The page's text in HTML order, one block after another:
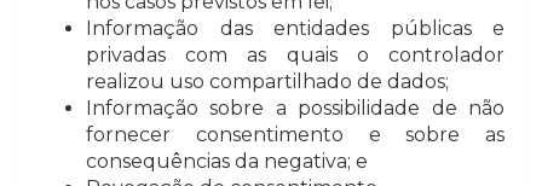
Informação das entidades públicas e
privadas com as quais o controlador
realizou uso compartilhado de dados;
Informação sobre a possibilidade de não
fornecer consentimento e sobre as
consequências da negativa; e